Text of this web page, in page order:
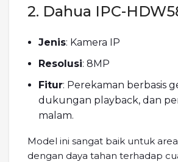
2. Dahua IPC-
Jenis: Kamera IP
Resolusi: 8MP
Fitur: Perekaman berbasis
dukungan playback, dan
malam.
Model ini sangat baik untuk
dengan daya tahan terhadap